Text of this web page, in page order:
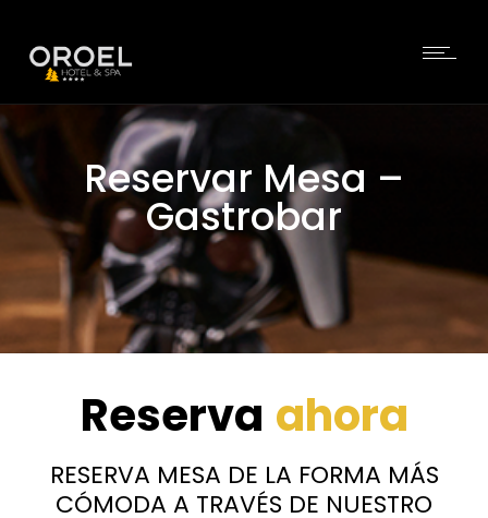
Reservar Mesa –
Gastrobar
Reserva ahora
RESERVA MESA DE LA FORMA MÁS
CÓMODA A TRAVÉS DE NUESTRO